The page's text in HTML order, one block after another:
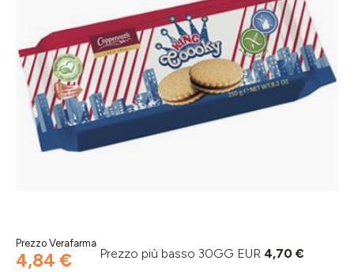
Prezzo Verafarma
4,84 € Prezzo più basso 30GG EUR 4,70 €